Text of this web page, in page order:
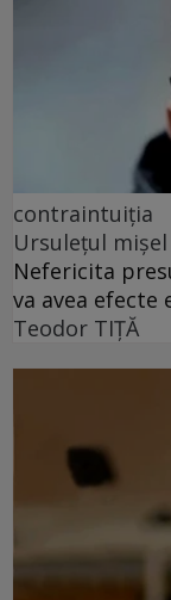
contraintuiția
Ursulețul
Nefericita
va avea efecte
Teodor TIŢĂ